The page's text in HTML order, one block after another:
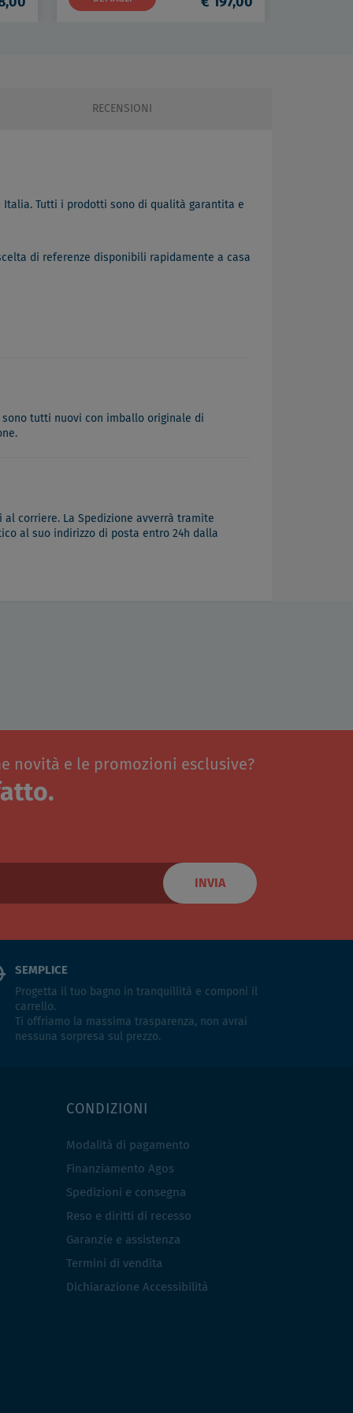
RECENSIONI
Tutti i prodotti sono di qualità garantita e
di referenze disponibili rapidamente a casa
tutti nuovi con imballo originale di
corriere. La Spedizione avverrà tramite
al suo indirizzo di posta entro 24h dalla
novità e le promozioni esclusive?
INVIA
SEMPLICE
Progetta il tuo bagno in tranquillità e componi il
carrello.
Ti offriamo la massima trasparenza, non avrai
nessuna sorpresa sul prezzo.
CONDIZIONI
Modalità di pagamento
Finanziamento Agos
Spedizioni e consegna
Reso e diritti di recesso
Garanzie e assistenza
Termini di vendita
Dichiarazione Accessibilità